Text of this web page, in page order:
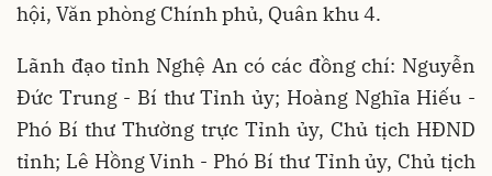
hội, Văn phòng Chính phủ, Quân khu 4.
Lãnh đạo tỉnh Nghệ An có các đồng chí: Nguyễn
Đức Trung - Bí thư Tỉnh ủy; Hoàng Nghĩa Hiếu -
Phó Bí thư Thường trực Tỉnh ủy, Chủ tịch HĐND
tỉnh; Lê Hồng Vinh - Phó Bí thư Tỉnh ủy, Chủ tịch